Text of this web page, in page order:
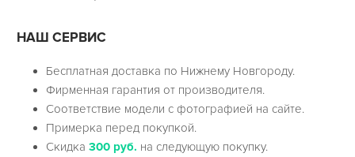
НАШ СЕРВИС
Бесплатная доставка по Нижнему Новгороду.
Фирменная гарантия от производителя.
Соответствие модели с фотографией на сайте.
Примерка перед покупкой.
Скидка300 руб. на следующую покупку.